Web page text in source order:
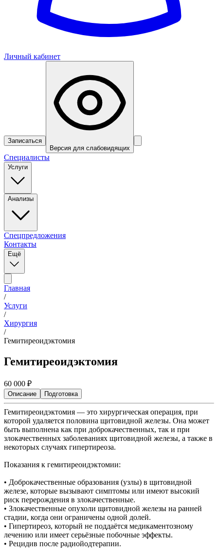
Личный кабинет
Записаться
Версия для слабовидящих
Специалисты
Услуги
Анализы
Спецпредложения
Контакты
Ещё
Главная
/
Услуги
/
Хирургия
/
Гемитиреоидэктомия
Гемитиреоидэктомия
60 000 ₽
Описание Подготовка
Гемитиреоидэктомия — это хирургическая операция, при
которой удаляется половина щитовидной железы. Она может
быть выполнена как при доброкачественных, так и при
злокачественных заболеваниях щитовидной железы, а также в
некоторых случаях гипертиреоза.
Показания к гемитиреоидэктомии:
• Доброкачественные образования (узлы) в щитовидной
железе, которые вызывают симптомы или имеют высокий
риск перерождения в злокачественные.
• Злокачественные опухоли щитовидной железы на ранней
стадии, когда они ограничены одной долей.
• Гипертиреоз, который не поддаётся медикаментозному
лечению или имеет серьёзные побочные эффекты.
• Рецидив после радиойодтерапии.